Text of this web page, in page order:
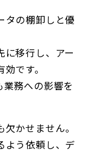
タの棚卸しと優
に移行し、アー
です。
務への影響を
かせません。
よう依頼し、デ